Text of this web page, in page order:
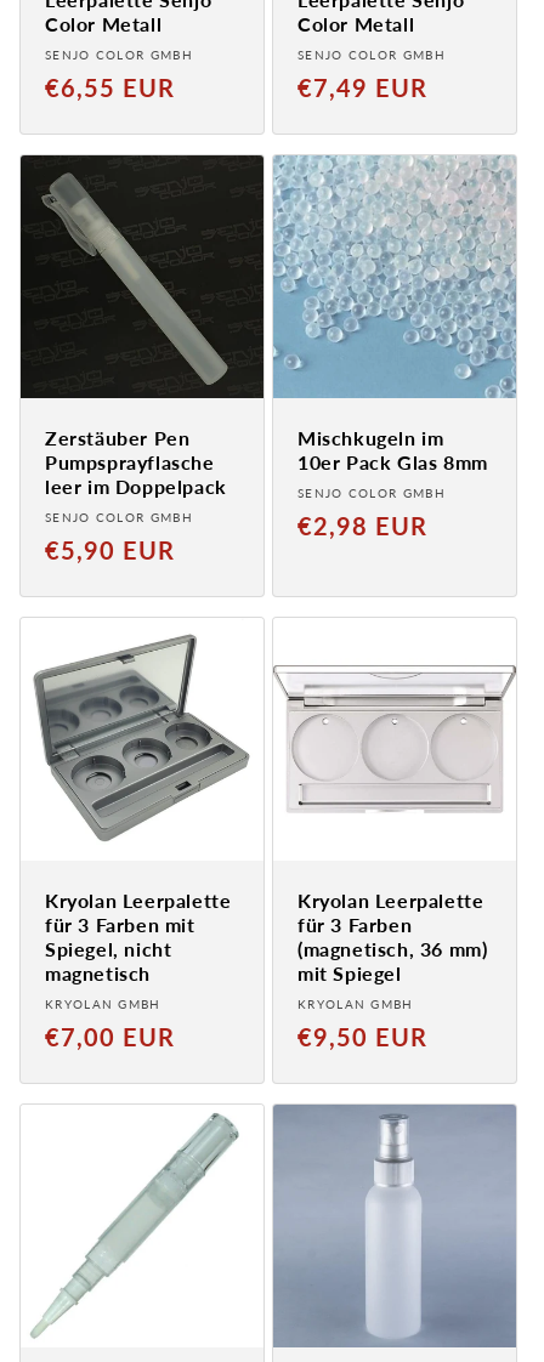
Color Metall
Anbieter:
SENJO COLOR GMBH
Normaler
€6,55 EUR
Color Metall
Anbieter:
SENJO COLOR GMBH
Normaler
€7,49 EUR
Zerstäuber Pen
Pumpsprayflasche
leer im Doppelpack
Anbieter:
SENJO COLOR GMBH
Normaler
€5,90 EUR
Mischkugeln im
10er Pack Glas 8mm
Anbieter:
SENJO COLOR GMBH
Normaler
€2,98 EUR
Kryolan Leerpalette
für 3 Farben mit
Spiegel, nicht
magnetisch
Anbieter:
KRYOLAN GMBH
Normaler
€7,00 EUR
Kryolan Leerpalette
für 3 Farben
(magnetisch, 36 mm)
mit Spiegel
Anbieter:
KRYOLAN GMBH
Normaler
€9,50 EUR